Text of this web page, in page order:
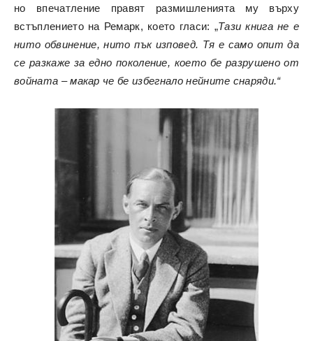
но впечатление правят размишленията му върху
встъплението на Ремарк, което гласи: „Тази книга не е
нито обвинение, нито пък изповед. Тя е само опит да
се разкаже за едно поколение, което бе разрушено от
войната – макар че бе избегнало нейните снаряди.“